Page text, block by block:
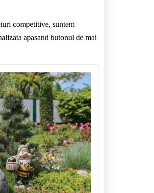
competitive, suntem
apasand butonul de mai